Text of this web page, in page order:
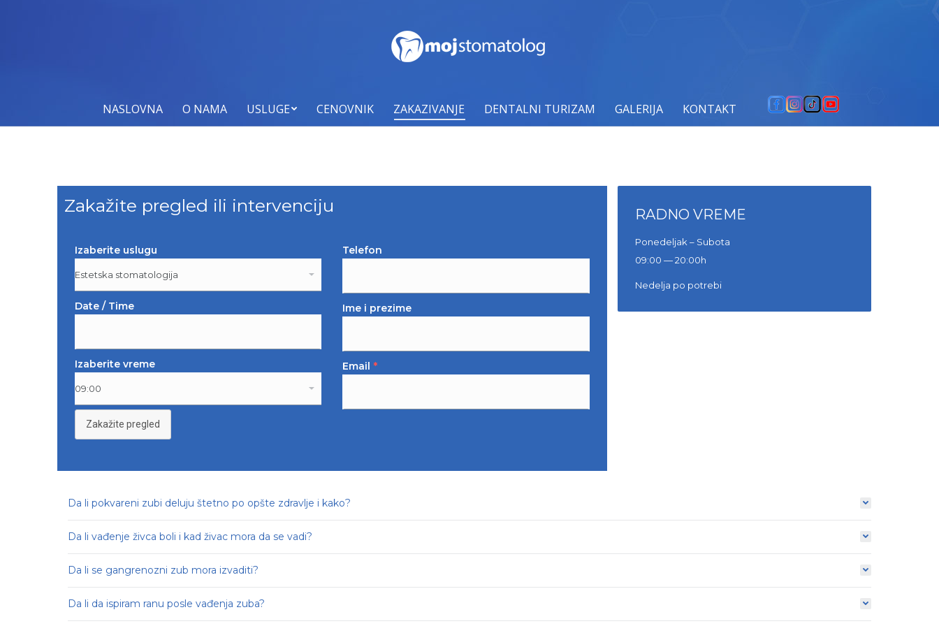
NASLOVNA O NAMA USLUGE CENOVNIK ZAKAZIVANJE DENTALNI TURIZAM GALERIJA KONTAKT
Zakažite pregled ili intervenciju
Izaberite uslugu
Date / Time
Izaberite vreme
Telefon
Ime i prezime
Email *
Zakažite pregled
RADNO VREME
Ponedeljak – Subota
09:00 — 20:00h
Nedelja po potrebi
Da li pokvareni zubi deluju štetno po opšte zdravlje i kako?
Da li vađenje živca boli i kad živac mora da se vadi?
Da li se gangrenozni zub mora izvaditi?
Da li da ispiram ranu posle vađenja zuba?